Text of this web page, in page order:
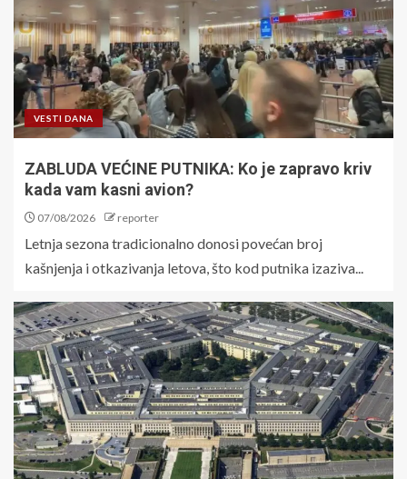
VESTI DANA
ZABLUDA VEĆINE PUTNIKA: Ko je zapravo kriv
kada vam kasni avion?
07/08/2026 reporter
Letnja sezona tradicionalno donosi povećan broj
kašnjenja i otkazivanja letova, što kod putnika izaziva...